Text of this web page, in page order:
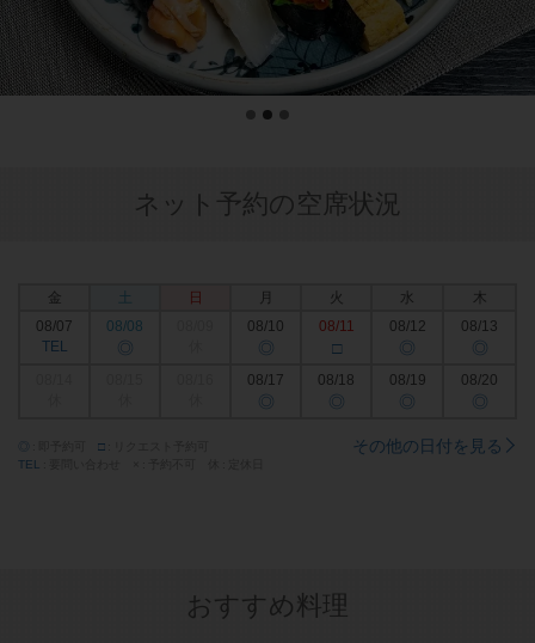
ネット予約の空席状況
金 土 日 火 水
木
08/07
TEL
08/08
◎
08/10
◎
08/11
□
08/12
◎
08/13
◎
08/17
◎
08/18
◎
08/19
◎
08/20
◎
□
TEL
その他の日付を見る
おすすめ料理